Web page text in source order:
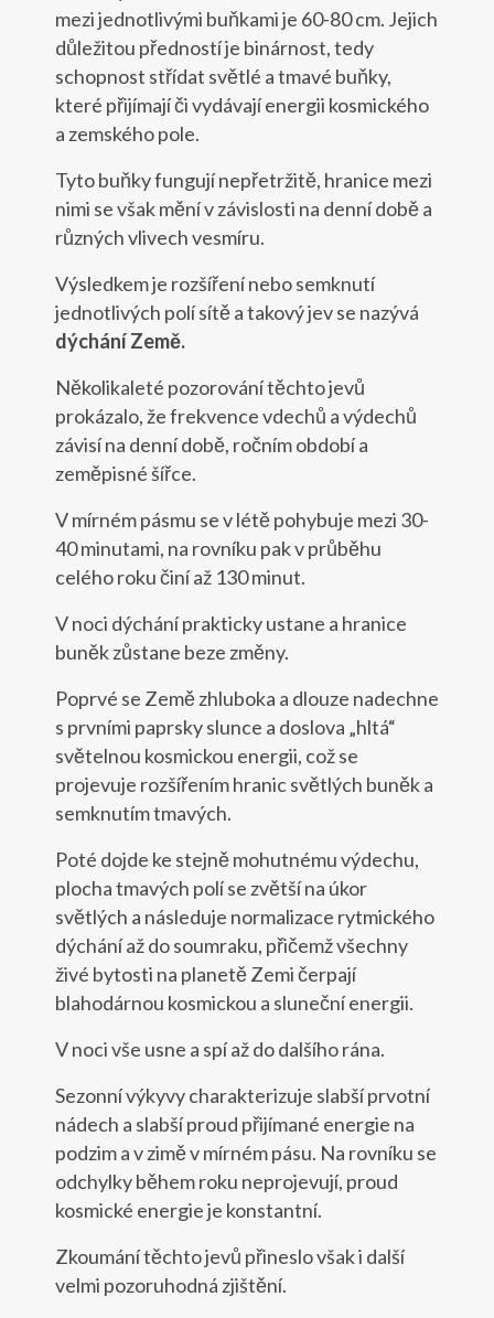
mezi jednotlivými buňkami je 60-80 cm. Jejich
důležitou předností je binárnost, tedy
schopnost střídat světlé a tmavé buňky,
které přijímají či vydávají energii kosmického
a zemského pole.
Tyto buňky fungují nepřetržitě, hranice mezi
nimi se však mění v závislosti na denní době a
různých vlivech vesmíru.
Výsledkem je rozšíření nebo semknutí
jednotlivých polí sítě a takový jev se nazývá
dýchání Země.
Několikaleté pozorování těchto jevů
prokázalo, že frekvence vdechů a výdechů
závisí na denní době, ročním období a
zeměpisné šířce.
V mírném pásmu se v létě pohybuje mezi 30-
40 minutami, na rovníku pak v průběhu
celého roku činí až 130 minut.
V noci dýchání prakticky ustane a hranice
buněk zůstane beze změny.
Poprvé se Země zhluboka a dlouze nadechne
s prvními paprsky slunce a doslova „hltá“
světelnou kosmickou energii, což se
projevuje rozšířením hranic světlých buněk a
semknutím tmavých.
Poté dojde ke stejně mohutnému výdechu,
plocha tmavých polí se zvětší na úkor
světlých a následuje normalizace rytmického
dýchání až do soumraku, přičemž všechny
živé bytosti na planetě Zemi čerpají
blahodárnou kosmickou a sluneční energii.
V noci vše usne a spí až do dalšího rána.
Sezonní výkyvy charakterizuje slabší prvotní
nádech a slabší proud přijímané energie na
podzim a v zimě v mírném pásu. Na rovníku se
odchylky během roku neprojevují, proud
kosmické energie je konstantní.
Zkoumání těchto jevů přineslo však i další
velmi pozoruhodná zjištění.